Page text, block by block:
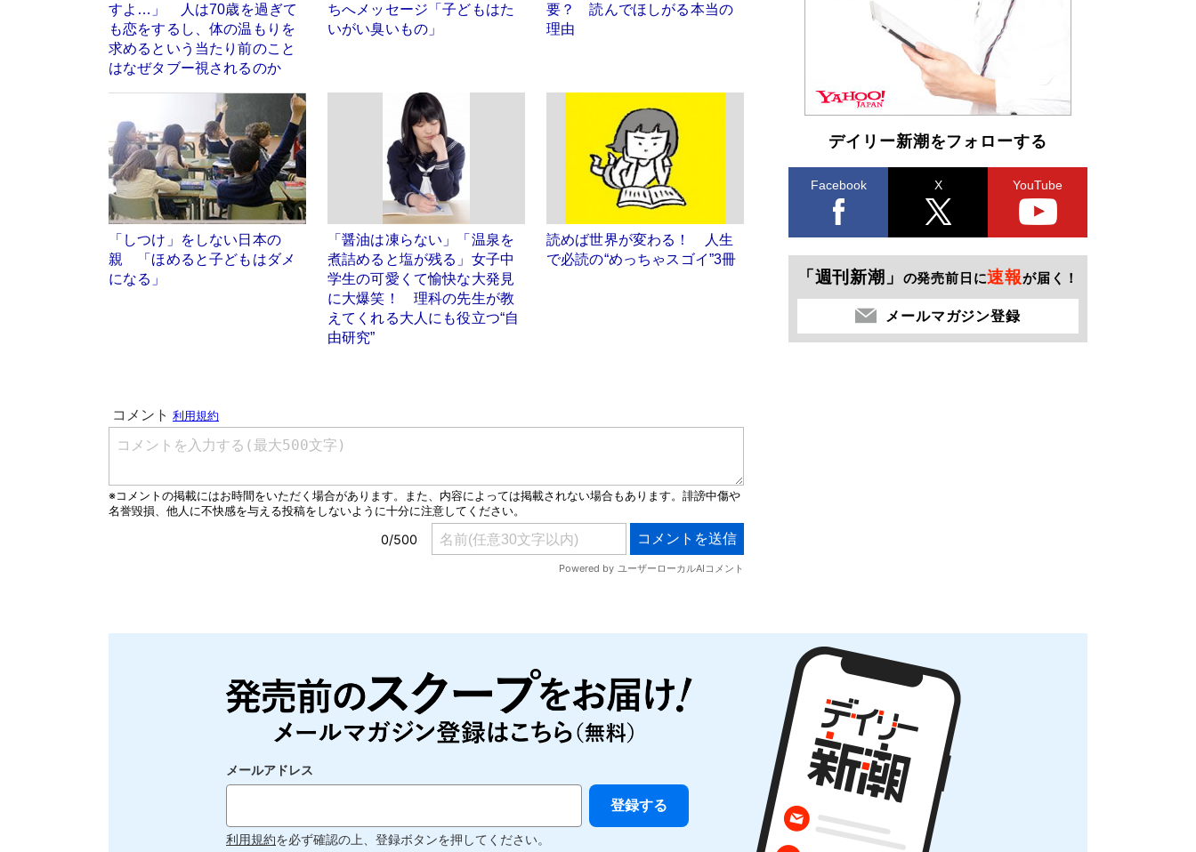
すよ…」 人は70歳を過ぎて
も恋をするし、体の温もりを
求めるという当たり前のこと
はなぜタブー視されるのか
ちへメッセージ「子どもはた
いがい臭いもの」
要？ 読んでほしがる本当の
理由
「しつけ」をしない日本の
親 「ほめると子どもはダメ
になる」
「醤油は凍らない」「温泉を
煮詰めると塩が残る」女子中
学生の可愛くて愉快な大発見
に大爆笑！ 理科の先生が教
えてくれる大人にも役立つ“自
由研究”
読めば世界が変わる！ 人生
で必読の“めっちゃスゴイ”3冊
デイリー新潮をフォローする
Facebook X YouTube
「週刊新潮」 の発売前日に速報が届く！
メールマガジン登録
メールアドレス
利用規約を必ず確認の上、登録ボタンを押してください。